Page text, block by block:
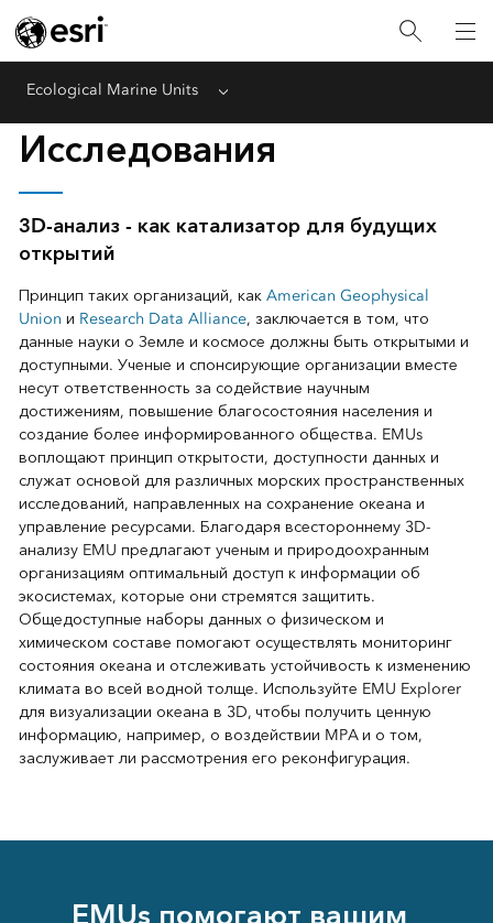
Ecological Marine Units Menu
Исследования
3D-анализ - как катализатор для будущих
открытий
Принцип таких организаций, как American Geophysical
Union и Research Data Alliance, заключается в том, что
данные науки о Земле и космосе должны быть открытыми и
доступными. Ученые и спонсирующие организации вместе
несут ответственность за содействие научным
достижениям, повышение благосостояния населения и
создание более информированного общества. EMUs
воплощают принцип открытости, доступности данных и
служат основой для различных морских пространственных
исследований, направленных на сохранение океана и
управление ресурсами. Благодаря всестороннему 3D-
анализу EMU предлагают ученым и природоохранным
организациям оптимальный доступ к информации об
экосистемах, которые они стремятся защитить.
Общедоступные наборы данных о физическом и
химическом составе помогают осуществлять мониторинг
состояния океана и отслеживать устойчивость к изменению
климата во всей водной толще. Используйте EMU Explorer
для визуализации океана в 3D, чтобы получить ценную
информацию, например, о воздействии MPA и о том,
заслуживает ли рассмотрения его реконфигурация.
EMUs помогают вашим